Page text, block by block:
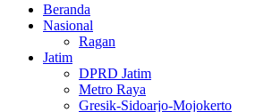
Beranda
Nasional
Ragan
Jatim
DPRD Jatim
Metro Raya
Gresik-Sidoarjo-Mojokerto